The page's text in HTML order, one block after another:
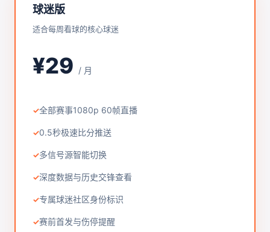
球迷版
适合每周看球的核心球迷
¥29 / 月
全部赛事1080p 60帧直播
0.5秒极速比分推送
多信号源智能切换
深度数据与历史交锋查看
专属球迷社区身份标识
赛前首发与伤停提醒